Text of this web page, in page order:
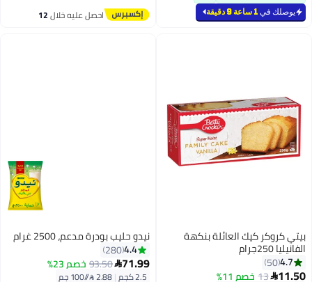
يوصلك في 1 ساعة 9 دقيقة احصل عليه خلال12
بيتي كروكر كيك العائلة بنكهة
الفانيليا 250جرام
4.7
50
11.50
13 خصم 11% #14 في خمائر الخبز
نيدو حليب بودرة مدعم، 2500 غرام
4.4
280
71.99
93.50خصم 23%
2.5 كجم |
#4 في الحليب المكثف والمسحوق
أقل سعر في 30 يوم